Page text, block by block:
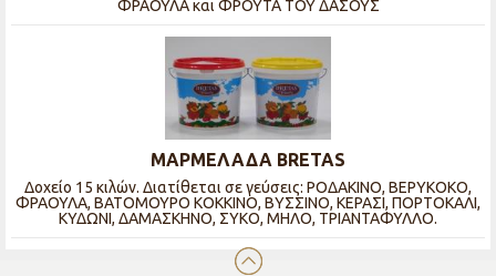
ΦΡΑΟΥΛΑ και ΦΡΟΥΤΑ ΤΟΥ ΔΑΣΟΥΣ
ΜΑΡΜΕΛΑΔΑ BRETAS
Δοχείο 15 κιλών. Διατίθεται σε γεύσεις: ΡΟΔΑΚΙΝΟ, ΒΕΡΥΚΟΚΟ,
ΦΡΑΟΥΛΑ, ΒΑΤΟΜΟΥΡΟ ΚΟΚΚΙΝΟ, ΒΥΣΣΙΝΟ, ΚΕΡΑΣΙ, ΠΟΡΤΟΚΑΛΙ,
ΚΥΔΩΝΙ, ΔΑΜΑΣΚΗΝΟ, ΣΥΚΟ, ΜΗΛΟ, ΤΡΙΑΝΤΑΦΥΛΛΟ.